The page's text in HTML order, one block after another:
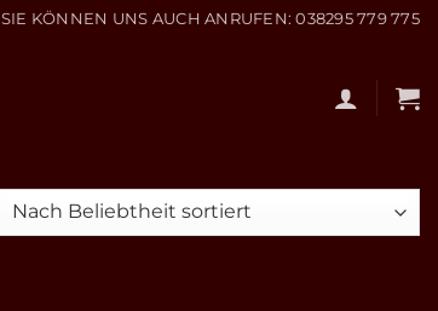
SIE KÖNNEN UNS AUCH ANRUFEN: 038295 779 775